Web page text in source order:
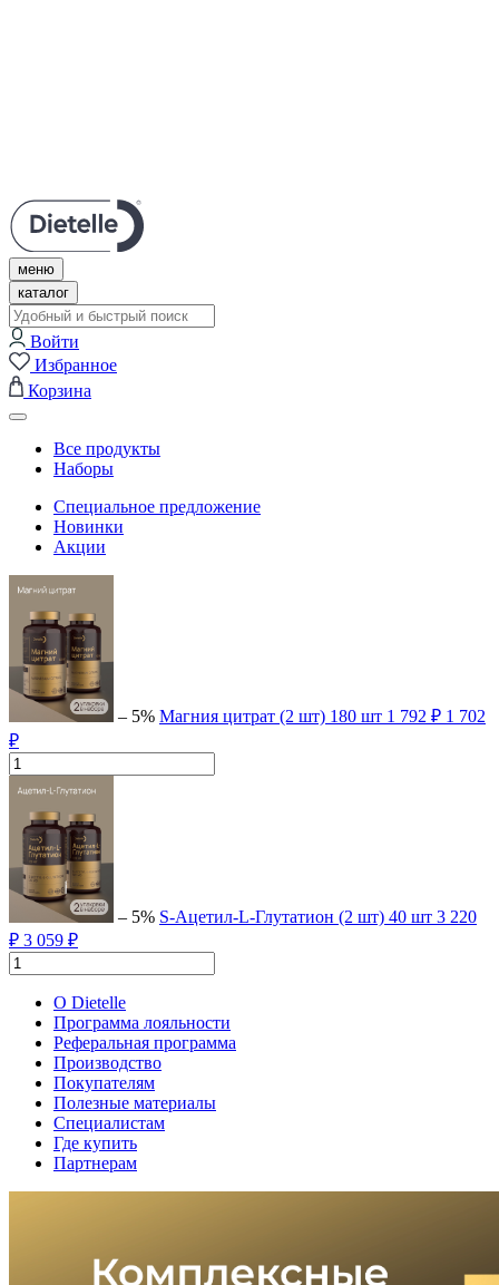
меню
каталог
Войти
Избранное
Корзина
Все продукты
Наборы
Специальное предложение
Новинки
Акции
– 5% Магния цитрат (2 шт) 180 шт 1 792 ₽ 1 702
₽
– 5% S-Ацетил-L-Глутатион (2 шт) 40 шт 3 220
₽ 3 059 ₽
О Dietelle
Программа лояльности
Реферальная программа
Производство
Покупателям
Полезные материалы
Специалистам
Где купить
Партнерам